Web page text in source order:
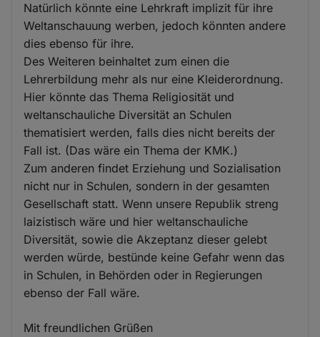
Natürlich könnte eine Lehrkraft implizit für ihre
Weltanschauung werben, jedoch könnten andere
dies ebenso für ihre.
Des Weiteren beinhaltet zum einen die
Lehrerbildung mehr als nur eine Kleiderordnung.
Hier könnte das Thema Religiosität und
weltanschauliche Diversität an Schulen
thematisiert werden, falls dies nicht bereits der
Fall ist. (Das wäre ein Thema der KMK.)
Zum anderen findet Erziehung und Sozialisation
nicht nur in Schulen, sondern in der gesamten
Gesellschaft statt. Wenn unsere Republik streng
laizistisch wäre und hier weltanschauliche
Diversität, sowie die Akzeptanz dieser gelebt
werden würde, bestünde keine Gefahr wenn das
in Schulen, in Behörden oder in Regierungen
ebenso der Fall wäre.
Mit freundlichen Grüßen